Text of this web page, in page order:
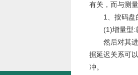
有关，而与测
1、按码盘
(1)增量型:就
然后对其进
据延迟关系可
冲。